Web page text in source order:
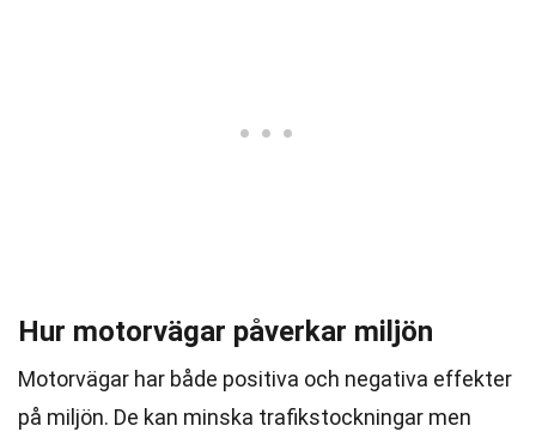
Hur motorvägar påverkar miljön
Motorvägar har både positiva och negativa effekter
på miljön. De kan minska trafikstockningar men